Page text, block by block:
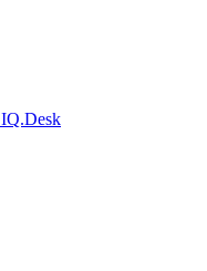
IQ.Desk